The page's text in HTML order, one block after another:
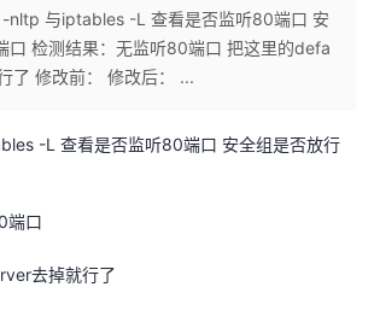
-nltp 与iptables -L 查看是否监听80端口 安
口 检测结果：无监听80端口 把这里的defa
了 修改前： 修改后： ...
-L 查看是否监听80端口 安全组是否放行
端口
去掉就行了